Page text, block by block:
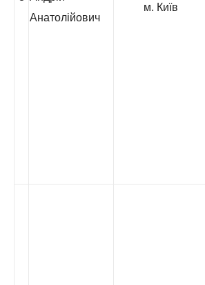
Анатолійович
м. Київ